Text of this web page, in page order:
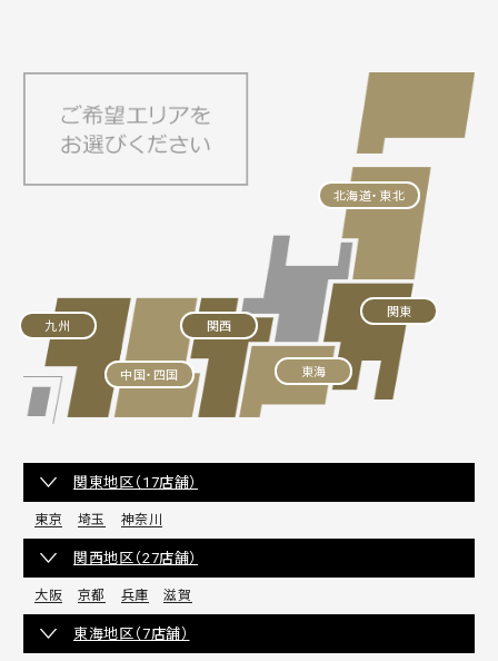
北海道・東北
関東
東海
関西
中国・四国
九州
関東地区（17店舗）
東京 埼玉 神奈川
関西地区（27店舗）
大阪 京都 兵庫 滋賀
東海地区（7店舗）